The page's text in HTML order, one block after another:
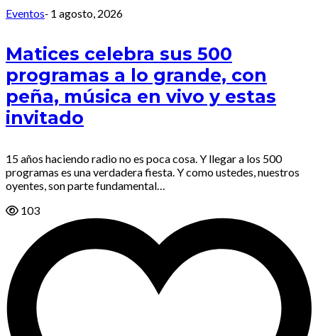
Eventos- 1 agosto, 2026
Matices celebra sus 500
programas a lo grande, con
peña, música en vivo y estas
invitado
15 años haciendo radio no es poca cosa. Y llegar a los 500
programas es una verdadera fiesta. Y como ustedes, nuestros
oyentes, son parte fundamental…
103